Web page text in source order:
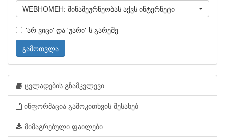
WEBHOMEH: შინამეურნეობას აქვს ინტერნეტი
'არ ვიცი' და 'უარი'-ს გარეშე
გამოთვლა
ცვლადების გზამკვლევი
ინფორმაცია გამოკითხვის შესახებ
მიმაგრებული ფაილები